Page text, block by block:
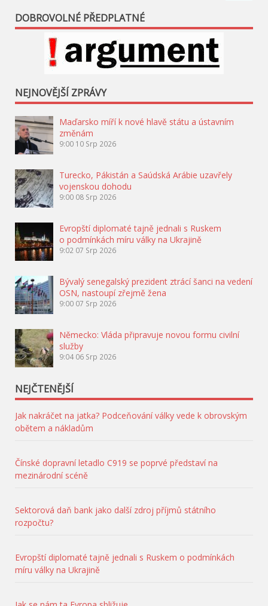
DOBROVOLNÉ PŘEDPLATNÉ
NEJNOVĚJŠÍ ZPRÁVY
Maďarsko míří k nové hlavě státu a ústavním
změnám
9:00 10 Srp 2026
Turecko, Pákistán a Saúdská Arábie uzavřely
vojenskou dohodu
9:00 08 Srp 2026
Evropští diplomaté tajně jednali s Ruskem
o podmínkách míru války na Ukrajině
9:02 07 Srp 2026
Bývalý senegalský prezident ztrácí šanci na vedení
OSN, nastoupí zřejmě žena
9:00 07 Srp 2026
Německo: Vláda připravuje novou formu civilní
služby
9:04 06 Srp 2026
NEJČTENĚJŠÍ
Jak nakráčet na jatka? Podceňování války vede k obrovským
obětem a nákladům
Čínské dopravní letadlo C919 se poprvé představí na
mezinárodní scéně
Sektorová daň bank jako další zdroj příjmů státního
rozpočtu?
Evropští diplomaté tajně jednali s Ruskem o podmínkách
míru války na Ukrajině